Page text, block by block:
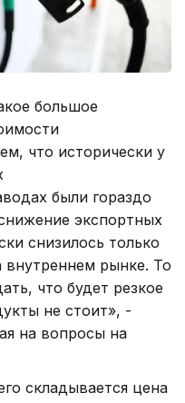
большое
что исторически у
были гораздо
экспортных
снизилось только
рынке. То
что будет резкое
не стоит», -
на вопросы на
складывается цена